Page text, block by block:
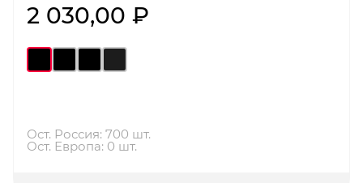
2 030,00 ₽
Ост. Россия: 700 шт.
Ост. Европа: 0 шт.